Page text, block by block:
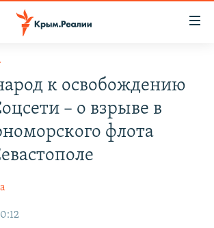
КРЫМА
к освобождению
– о взрыве в
флота